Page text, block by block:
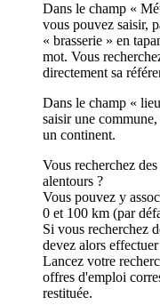
Dans le champ «
vous pouvez saisir,
« brasserie » en
mot. Vous
directement sa
Dans le champ «
saisir une
un continent.
Vous recherchez
alentours ?
Vous pouvez y
0 et 100 km (par
Si vous recherchez
devez alors
Lancez votre
offres d'emploi
restituée.